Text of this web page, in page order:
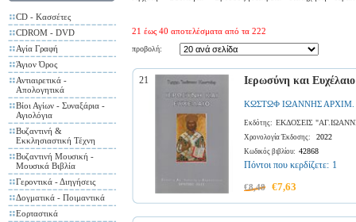
CD - Kασσέτες
CDROM - DVD
Αγία Γραφή
Άγιον Όρος
Αντιαιρετικά -
Απολογητικά
Βίοι Αγίων - Συναξάρια -
Αγιολόγια
Βυζαντινή &
Εκκλησιαστική Τέχνη
Βυζαντινή Μουσική -
Μουσικά Βιβλία
Γεροντικά - Διηγήσεις
Δογματικά - Ποιμαντικά
Εορταστικά
21 έως 40 αποτελέσματα από τα 222
προβολή:
21 Ιερωσύνη και Ευχέλαιο
ΚΩΣΤΩΦ ΙΩΑΝΝΗΣ ΑΡΧΙΜ.
Εκδότης: ΕΚΔΟΣΕΙΣ
Χρονολογία Έκδοσης: 2022
Κωδικός βιβλίου: 42868
Πόντοι που κερδίζετε: 1
€8,48 €7,63